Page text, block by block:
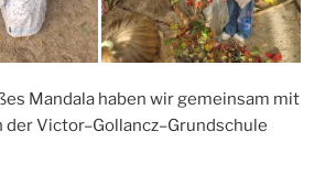
Mandala haben wir gemeinsam mit
Victor–Gollancz–Grundschule